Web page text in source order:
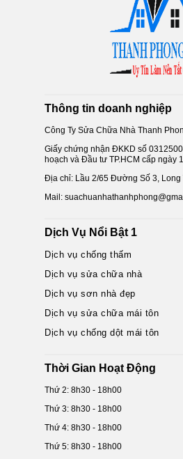
Thông tin doanh nghiệp
Công Ty Sửa Chữa Nhà Thanh
Giấy chứng nhận ĐKKD số
hoạch và Đầu tư TP.HCM cấp ngày
Địa chỉ: Lầu 2/65 Đường Số 3, Long
Mail:
Dịch Vụ Nổi Bật 1
Dịch vụ chống thấm
Dịch vụ sửa chữa nhà
Dịch vụ sơn nhà đẹp
Dịch vụ sửa chữa mái tôn
Dịch vụ chống dột mái tôn
Thời Gian Hoạt Động
Thứ 2: 8h30 - 18h00
Thứ 3: 8h30 - 18h00
Thứ 4: 8h30 - 18h00
Thứ 5: 8h30 - 18h00